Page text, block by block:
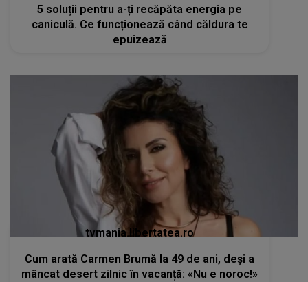
5 soluții pentru a-ți recăpăta energia pe
caniculă. Ce funcționează când căldura te
epuizează
tvmania.libertatea.ro
Cum arată Carmen Brumă la 49 de ani, deși a
mâncat desert zilnic în vacanță: «Nu e noroc!»